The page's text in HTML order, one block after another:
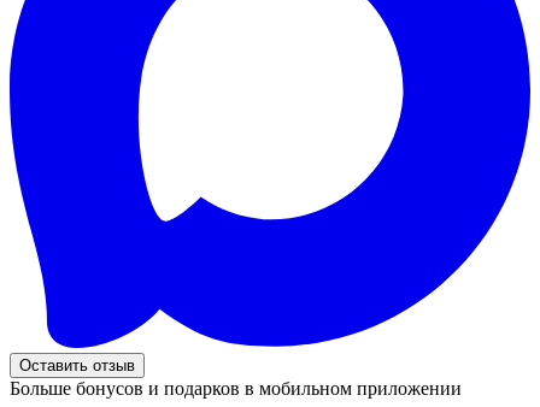
Оставить отзыв
Больше бонусов и подарков в мобильном приложении